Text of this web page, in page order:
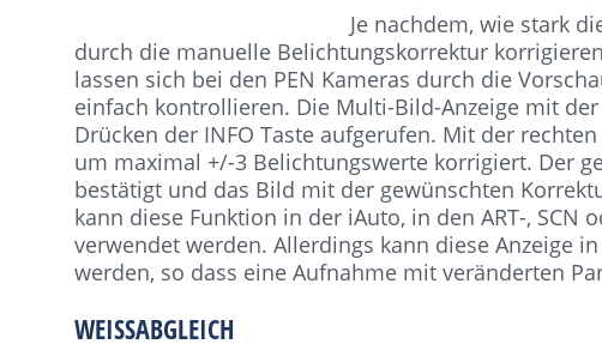
Je nachdem, wie stark
durch die manuelle Belichtungskorrektur
lassen sich bei den PEN Kameras durch die
einfach kontrollieren. Die Multi-Bild-Anzeige mit
Drücken der INFO Taste aufgerufen. Mit der
um maximal +/-3 Belichtungswerte korrigiert. Der
bestätigt und das Bild mit der gewünschten
kann diese Funktion in der iAuto, in den ART-, SCN
verwendet werden. Allerdings kann diese Anzeige
werden, so dass eine Aufnahme mit veränderten
WEISSABGLEICH